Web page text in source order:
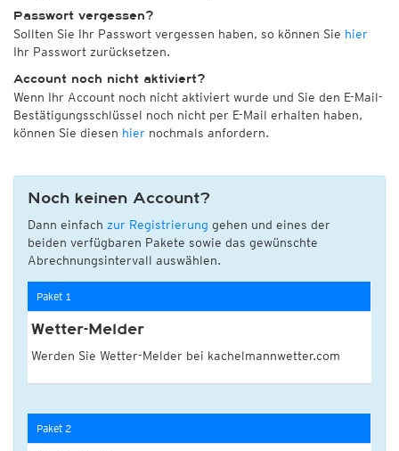
Passwort vergessen?
Sollten Sie Ihr Passwort vergessen haben, so können Sie hier
Ihr Passwort zurücksetzen.
Account noch nicht aktiviert?
Wenn Ihr Account noch nicht aktiviert wurde und Sie den E-Mail-
Bestätigungsschlüssel noch nicht per E-Mail erhalten haben,
können Sie diesen hier nochmals anfordern.
Noch keinen Account?
Dann einfach zur Registrierung gehen und eines der
beiden verfügbaren Pakete sowie das gewünschte
Abrechnungsintervall auswählen.
Paket 1
Wetter-Melder
Werden Sie Wetter-Melder bei kachelmannwetter.com
Paket 2